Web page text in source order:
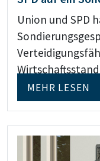
Union und SPD
MEHR LESEN